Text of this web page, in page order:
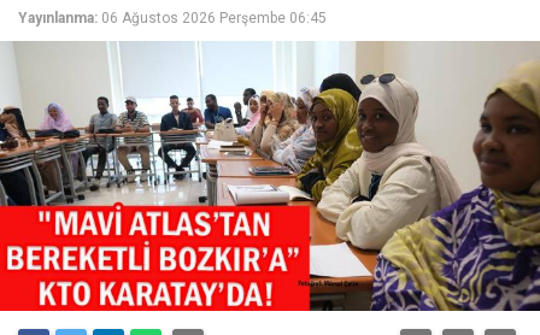
Yayınlanma: 06 Ağustos 2026 Perşembe 06:45